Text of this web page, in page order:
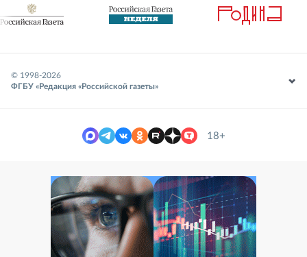
© 1998-2026
ФГБУ «Редакция «Российской газеты»
18+